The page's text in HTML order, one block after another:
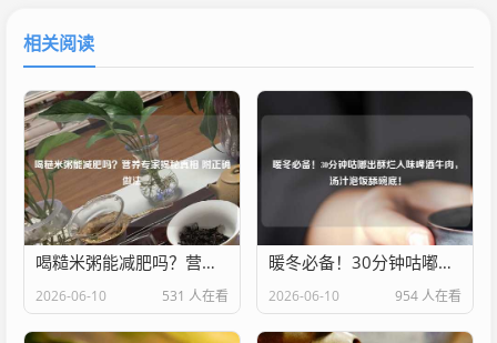
相关阅读
喝糙米粥能减肥吗？营养专家揭秘真相 附正确做法
2026-06-10 531 人在看
暖冬必备！30分钟咕嘟出酥烂入味啤酒牛肉，汤汁泡饭舔碗底！
2026-06-10 954 人在看